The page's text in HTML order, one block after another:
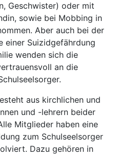
Geschwister) oder mit
sowie bei Mobbing in
Aber auch bei der
einer Suizidgefährdung
wenden sich die
an die
aus kirchlichen und
und -lehrern beider
Mitglieder haben eine
zum Schulseelsorger
Dazu gehören in